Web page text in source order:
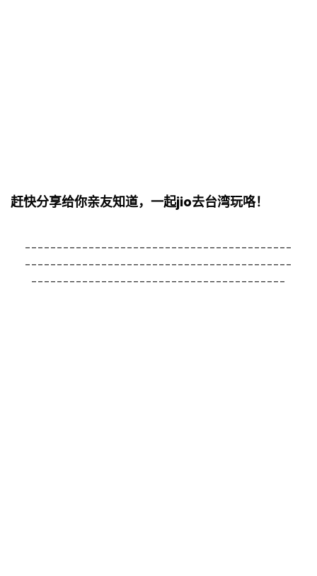
赶快分享给你亲友知道，一起jio去台湾玩咯！
------------------------------------------
------------------------------------------
----------------------------------------